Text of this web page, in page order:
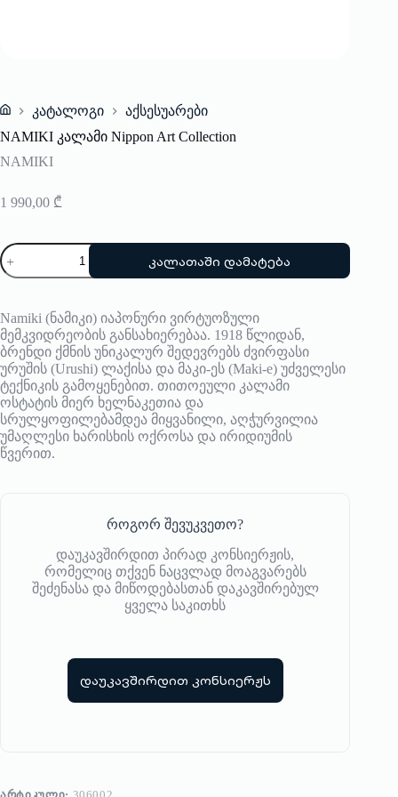
Home
კატალოგი
აქსესუარები
NAMIKI კალამი Nippon Art Collection
NAMIKI
1 990,00 ₾
რაოდენობა:
NAMIKI
კალამი
Art
Collection
კალათაში დამატება
Namiki (ნამიკი) იაპონური ვირტუოზული
მემკვიდრეობის განსახიერებაა. 1918 წლიდან,
ბრენდი ქმნის უნიკალურ შედევრებს ძვირფასი
ურუშის (Urushi) ლაქისა და მაკი-ეს (Maki-e) უძველესი
ტექნიკის გამოყენებით. თითოეული კალამი
ოსტატის მიერ ხელნაკეთია და
სრულყოფილებამდეა მიყვანილი, აღჭურვილია
უმაღლესი ხარისხის ოქროსა და ირიდიუმის
წვერით.
როგორ შევუკვეთო?
დაუკავშირდით პირად კონსიერჟის,
რომელიც თქვენ ნაცვლად მოაგვარებს
შეძენასა და მიწოდებასთან დაკავშირებულ
ყველა საკითხს
დაუკავშირდით კონსიერჟს